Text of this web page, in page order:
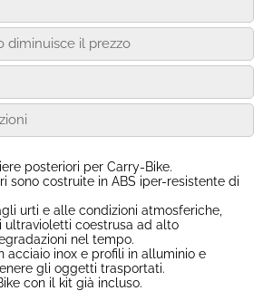
diminuisce il prezzo
posteriori per Carry-Bike.
sono costruite in ABS iper-resistente di
urti e alle condizioni atmosferiche,
ultravioletti coestrusa ad alto
nel tempo.
acciaio inox e profili in alluminio e
gli oggetti trasportati.
con il kit già incluso.